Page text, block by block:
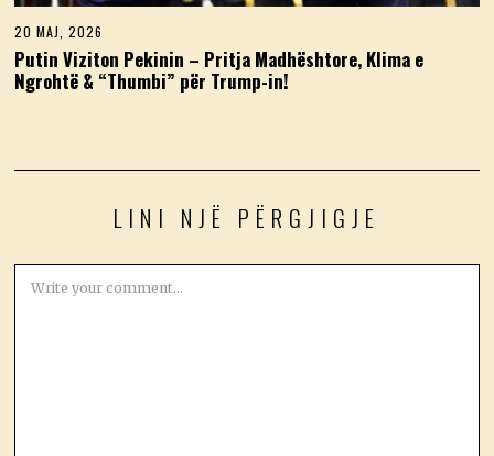
20 MAJ, 2026
M
A
2
Putin Viziton Pekinin – Pritja Madhështore, Klima e
Ngrohtë & “Thumbi” për Trump-in!
LINI NJË PËRGJIGJE